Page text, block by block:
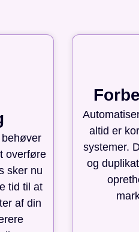
overføre
sker nu
tid til at
af din
altid er
systemer.
og